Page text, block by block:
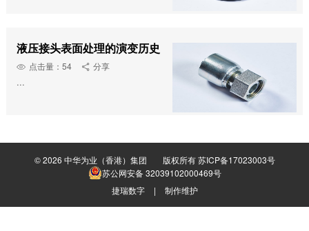
液压接头表面处理的演变历史
 点击量：54  分享
...
© 2026 中华为业（香港）集团 版权所有苏ICP备17023003号
苏公网安备 32039102000469号
捷瑞数字
| 制作维护